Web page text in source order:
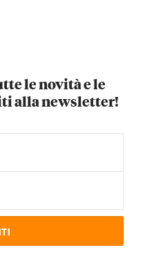
le novità e le
alla newsletter!